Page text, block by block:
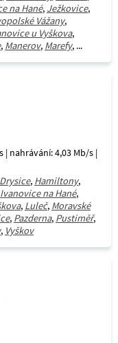
na Hané, Ježkovice,
Vážany,
u Vyškova,
, Manerov, Marefy, ...
| nahrávání: 4,03 Mb/s |
Drysice, Hamiltony,
Ivanovice na Hané,
, Luleč, Moravské
, Pazderna, Pustiměř,
, Vyškov